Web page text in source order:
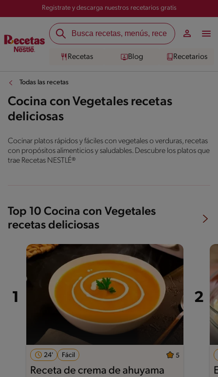
Registrate y descarga nuestros recetarios gratis
Recetas Blog Recetarios
Todas las recetas
Cocina con Vegetales recetas
deliciosas
Cocinar platos rápidos y fáciles con vegetales o verduras, recetas
con propósitos alimenticios y saludables. Descubre los platos que
trae Recetas NESTLÉ®
Top 10 Cocina con Vegetales
recetas deliciosas
24' Fácil 5
Receta de crema de ahuyama